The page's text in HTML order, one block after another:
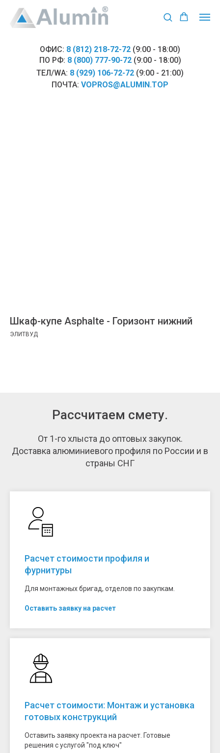
ОФИС: 8 (812) 218-72-72 (9:00 - 18:00)
ПО РФ: 8 (800) 777-90-72 (9:00 - 18:00)
ТЕЛ/WA: 8 (929) 106-72-72 (9:00 - 21:00)
ПОЧТА: VOPROS@ALUMIN.TOP
Шкаф-купе Asphalte - Горизонт нижний
ЭЛИТВУД
Рассчитаем смету.
От 1-го хлыста до оптовых закупок.
Доставка алюминиевого профиля по России и в
страны СНГ
Расчет стоимости профиля и
фурнитуры
Для монтажных бригад, отделов по закупкам.
Оставить заявку на расчет
Расчет стоимости: Монтаж и установка
готовых конструкций
Оставить заявку проекта на расчет. Готовые
решения с услугой "под ключ"